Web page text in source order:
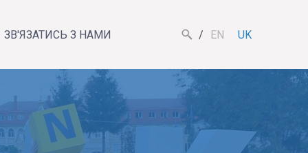
ЗВ'ЯЗАТИСЬ З НАМИ EN UK